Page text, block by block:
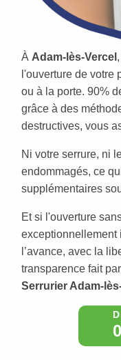
À Adam-lès-Vercel
l'ouverture de votre
ou à la porte. 90%
grâce à des
destructives, vous
Ni votre serrure, ni
endommagés, ce
supplémentaires
Et si l'ouverture
exceptionnellement
l’avance, avec la
transparence fait
Serrurier Adam-